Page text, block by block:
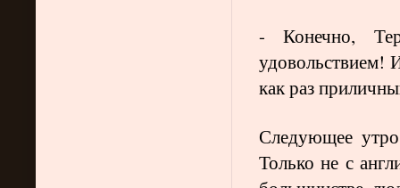
- Конечно,
удовольствием!
как раз
Следующее
Только не с